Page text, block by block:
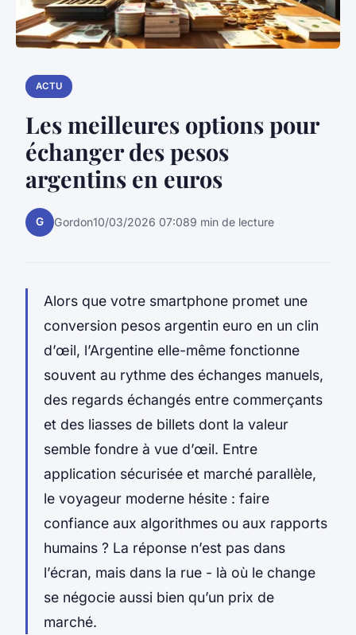
ACTU
Les meilleures options pour
échanger des pesos
argentins en euros
G Gordon10/03/2026 07:089 min de lecture
Alors que votre smartphone promet une
conversion pesos argentin euro en un clin
d’œil, l’Argentine elle-même fonctionne
souvent au rythme des échanges manuels,
des regards échangés entre commerçants
et des liasses de billets dont la valeur
semble fondre à vue d’œil. Entre
application sécurisée et marché parallèle,
le voyageur moderne hésite : faire
confiance aux algorithmes ou aux rapports
humains ? La réponse n’est pas dans
l’écran, mais dans la rue - là où le change
se négocie aussi bien qu’un prix de
marché.